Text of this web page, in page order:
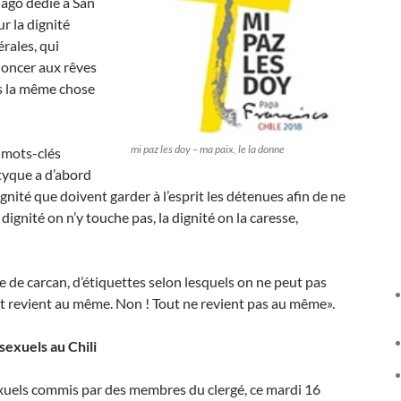
mi paz les doy – ma paix, le la donne
la dignité
qui
aux rêves
la même chose
clés
a d’abord
que doivent garder à l’esprit les détenues afin de ne
on n’y touche pas, la dignité on la caresse,
carcan, d’étiquettes selon lesquels on ne peut pas
au même. Non ! Tout ne revient pas au même».
au Chili
commis par des membres du clergé, ce mardi 16